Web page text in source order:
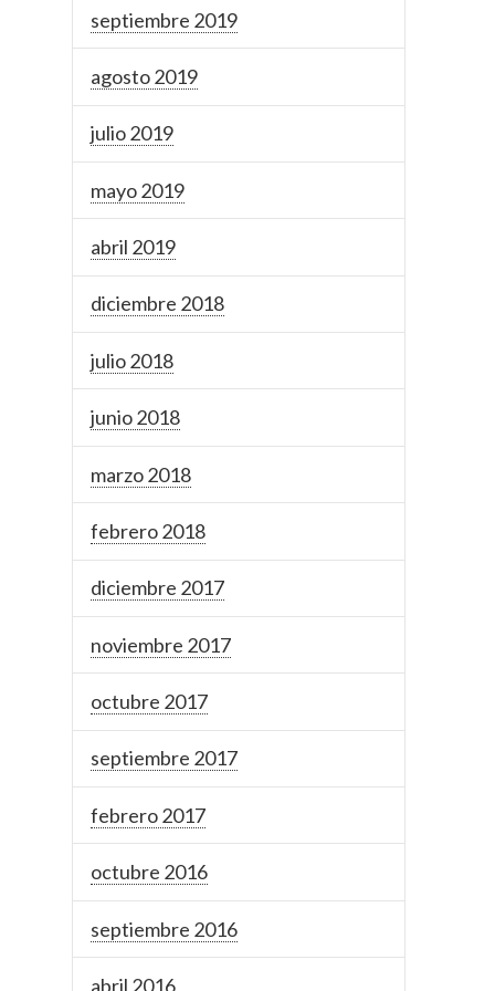
septiembre 2019
agosto 2019
julio 2019
mayo 2019
abril 2019
diciembre 2018
julio 2018
junio 2018
marzo 2018
febrero 2018
diciembre 2017
noviembre 2017
octubre 2017
septiembre 2017
febrero 2017
octubre 2016
septiembre 2016
abril 2016